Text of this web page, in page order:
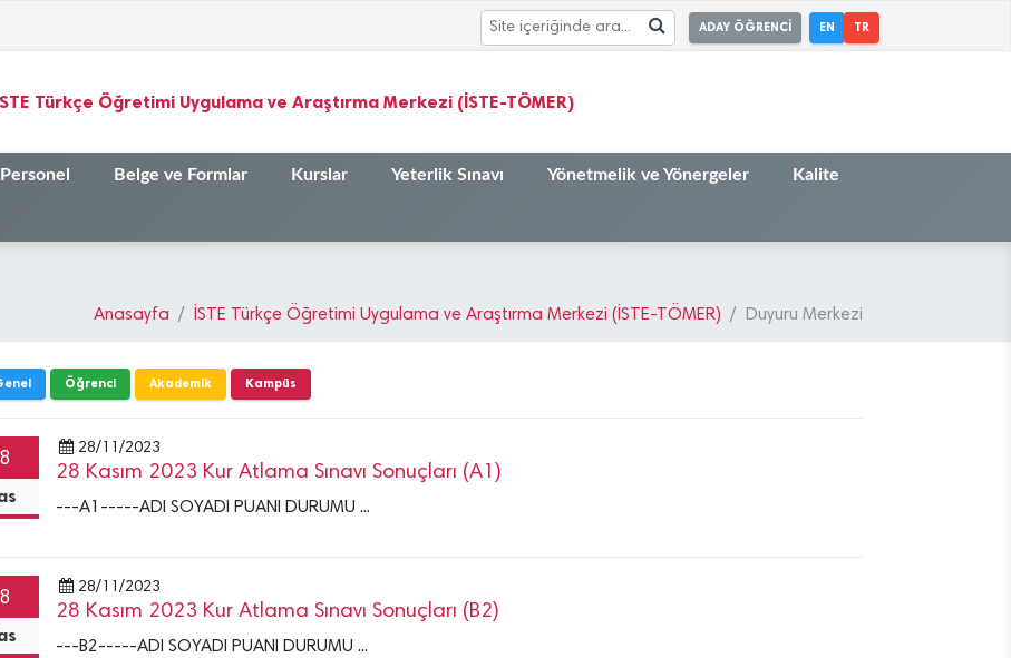
ADAY ÖĞRENCİ EN TR
Türkçe Öğretimi Uygulama ve Araştırma Merkezi (İSTE-TÖMER)
Personel Belge ve Formlar Kurslar Yeterlik Sınavı Yönetmelik ve Yönergeler Kalite
Anasayfa İSTE Türkçe Öğretimi Uygulama ve Araştırma Merkezi (İSTE-TÖMER) Duyuru Merkezi
Öğrenci Akademik Kampüs
28/11/2023
28 Kasım 2023 Kur Atlama Sınavı Sonuçları (A1)
---A1-----ADI SOYADI PUANI DURUMU ...
28/11/2023
28 Kasım 2023 Kur Atlama Sınavı Sonuçları (B2)
---B2-----ADI SOYADI PUANI DURUMU ...